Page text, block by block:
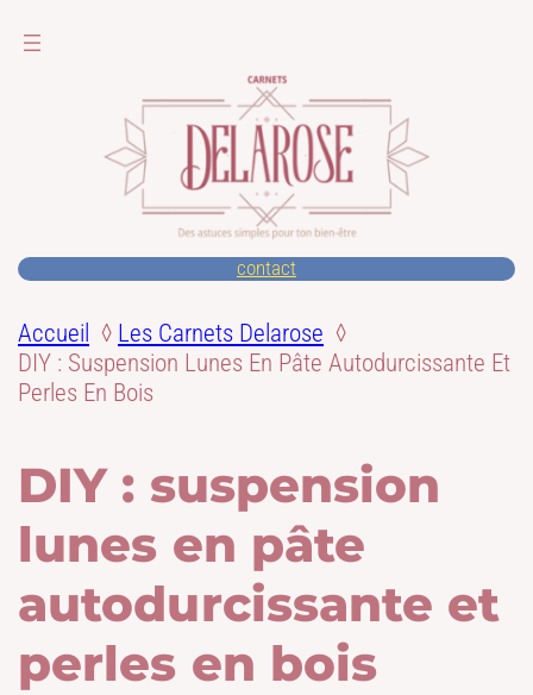
contact
Accueil
Les Carnets Delarose
DIY : Suspension Lunes En Pâte Autodurcissante Et
Perles En Bois
DIY : suspension
lunes en pâte
autodurcissante et
perles en bois